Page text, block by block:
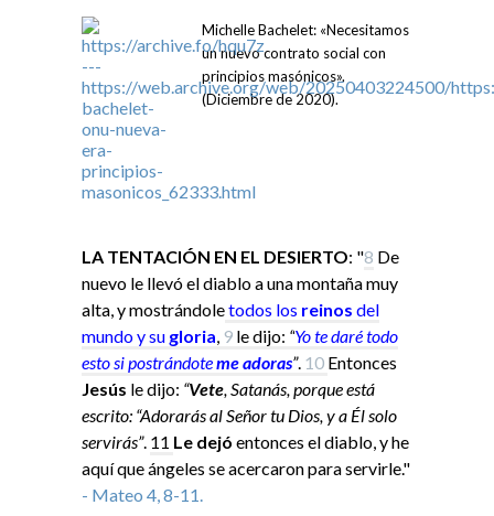
Michelle Bachelet: «Necesitamos
un nuevo contrato social con
principios masónicos».
(Diciembre de 2020).
LA TENTACIÓN EN EL DESIERTO: "8 De
nuevo le llevó el diablo a una montaña muy
alta, y mostrándoletodos los reinos del
mundo y su gloria, 9 le dijo: “Yote daré todo
esto sipostrándoteme adoras”. 10 Entonces
Jesús le dijo: “Vete, Satanás, porque está
escrito: “Adorarás al Señor tu Dios, y a Él solo
servirás”. 11 Le dejó entonces el diablo, y he
aquí que ángeles se acercaron para servirle."
- Mateo 4, 8-11.